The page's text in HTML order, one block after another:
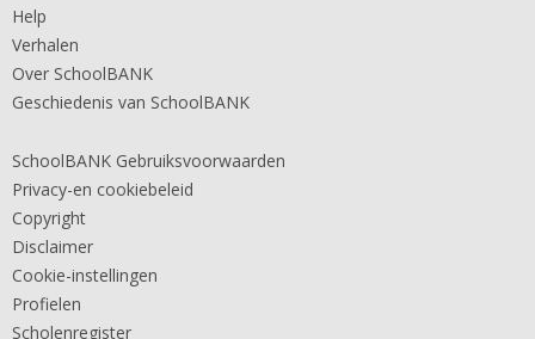
Help
Verhalen
Over SchoolBANK
Geschiedenis van SchoolBANK
SchoolBANK Gebruiksvoorwaarden
Privacy-en cookiebeleid
Copyright
Disclaimer
Cookie-instellingen
Profielen
Scholenregister